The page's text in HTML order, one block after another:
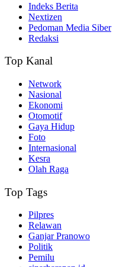
Indeks Berita
Nextizen
Pedoman Media Siber
Redaksi
Top Kanal
Network
Nasional
Ekonomi
Otomotif
Gaya Hidup
Foto
Internasional
Kesra
Olah Raga
Top Tags
Pilpres
Relawan
Ganjar Pranowo
Politik
Pemilu